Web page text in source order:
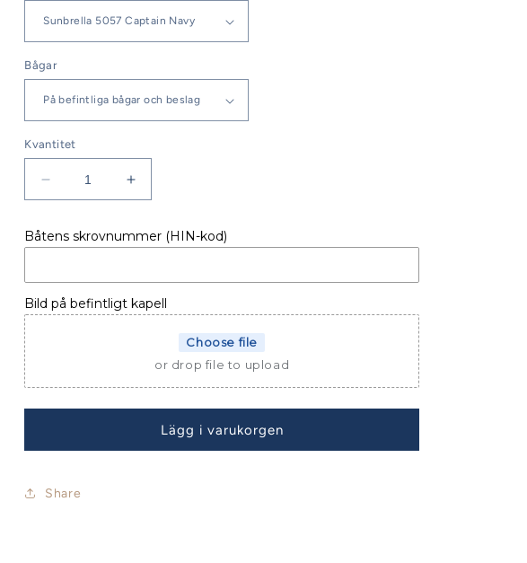
Bågar
Kvantitet
Minska
kvantitet
AKTERKAPELL
4110
99-
04
Öka
kvantitet
AKTERKAPELL
4110
99-
04
Båtens skrovnummer (HIN-kod)
Bild på befintligt kapell
Choose file
or drop file to upload
Lägg i varukorgen
Share